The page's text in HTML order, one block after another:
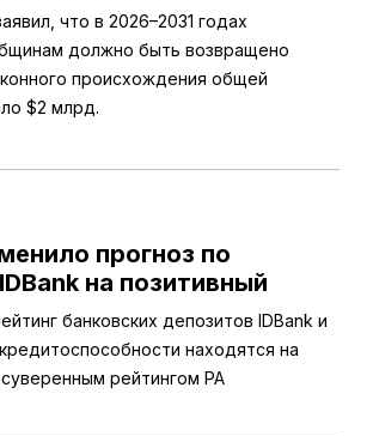
что в 2026–2031 годах
должно быть возвращено
происхождения общей
$2 млрд.
прогноз по
на позитивный
банковских депозитов IDBank и
находятся на
рейтингом РА